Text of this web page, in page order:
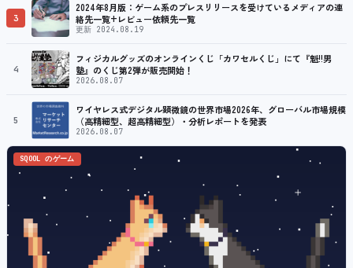
3
2024年8月版：ゲーム系のプレスリリースを受けているメディアの連
絡先一覧+レビュー依頼先一覧
更新 2024.08.19
4
フィジカルグッズのオンラインくじ「カワセルくじ」にて『魁!!男
塾』のくじ第2弾が販売開始！
2026.08.07
5
ワイヤレス式デジタル顕微鏡の世界市場2026年、グローバル市場規模
（高精細型、超高精細型）・分析レポートを発表
2026.08.07
SQOOL のゲーム